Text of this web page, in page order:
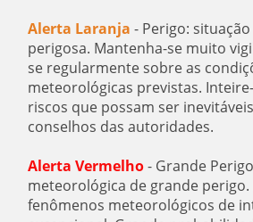
Alerta Laranja - Perigo:
perigosa. Mantenha-se muito
se regularmente sobre as
meteorológicas previstas.
riscos que possam ser
conselhos das autoridades.
Alerta Vermelho- Grande
meteorológica de grande
fenômenos meteorológicos de